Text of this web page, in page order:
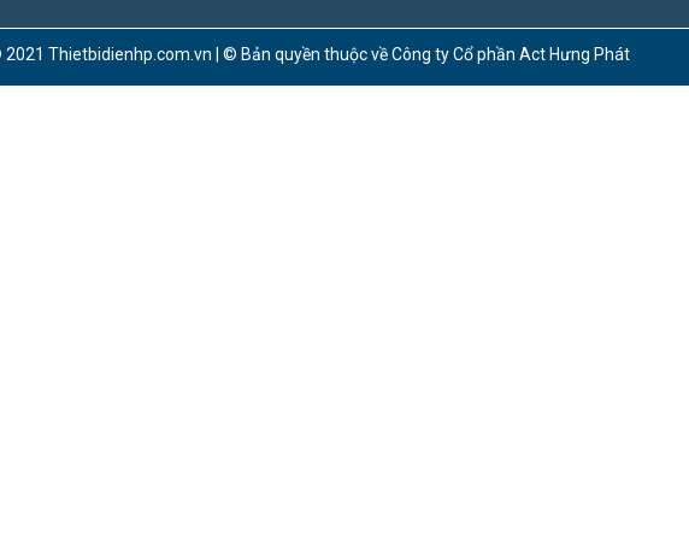
Thietbidienhp.com.vn | © Bản quyền thuộc về Công ty Cổ phần Act Hưng Phát